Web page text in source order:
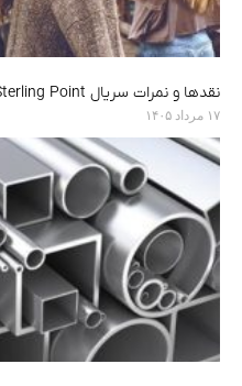
نقدها و نمرات سریال Sterling Point | درام نوجوانانه جدید آمازون
۱۷ مرداد ۱۴۰۵